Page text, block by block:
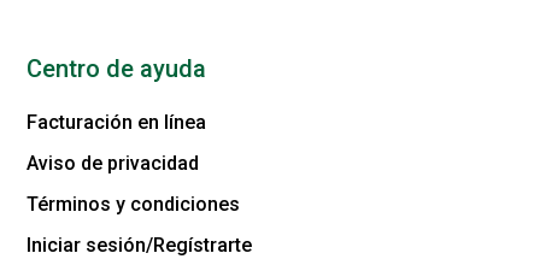
Centro de ayuda
Facturación en línea
Aviso de privacidad
Términos y condiciones
Iniciar sesión/Regístrarte